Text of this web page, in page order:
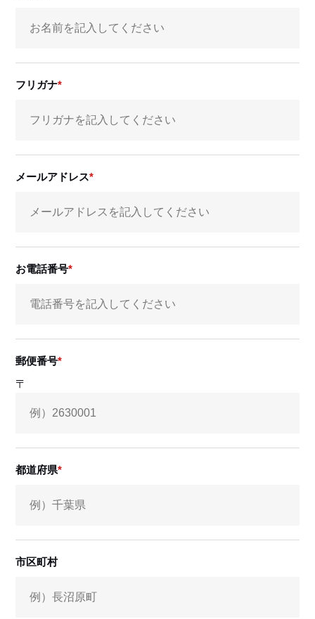
フリガナ
メールアドレス
お電話番号
郵便番号
〒
都道府県
市区町村